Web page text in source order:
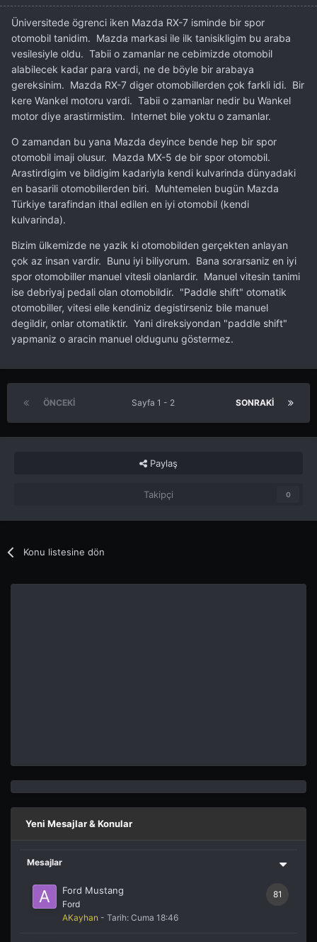
Üniversitede ögrenci iken Mazda RX-7 isminde bir spor
otomobil tanidim. Mazda markasi ile ilk tanisikligim bu araba
vesilesiyle oldu. Tabii o zamanlar ne cebimizde otomobil
alabilecek kadar para vardi, ne de böyle bir arabaya
gereksinim. Mazda RX-7 diger otomobillerden çok farkli idi. Bir
kere Wankel motoru vardi. Tabii o zamanlar nedir bu Wankel
motor diye arastirmistim. Internet bile yoktu o zamanlar.
O zamandan bu yana Mazda deyince bende hep bir spor
otomobil imaji olusur. Mazda MX-5 de bir spor otomobil.
Arastirdigim ve bildigim kadariyla kendi kulvarinda dünyadaki
en basarili otomobillerden biri. Muhtemelen bugün Mazda
Türkiye tarafindan ithal edilen en iyi otomobil (kendi
kulvarinda).
Bizim ülkemizde ne yazik ki otomobilden gerçekten anlayan
çok az insan vardir. Bunu iyi biliyorum. Bana sorarsaniz en iyi
spor otomobiller manuel vitesli olanlardir. Manuel vitesin tanimi
ise debriyaj pedali olan otomobildir. "Paddle shift" otomatik
otomobiller, vitesi elle kendiniz degistirseniz bile manuel
degildir, onlar otomatiktir. Yani direksiyondan "paddle shift"
yapmaniz o aracin manuel oldugunu göstermez.
ÖNCEKI SONRAKI
Sayfa 1 - 2
Paylaş
Takipçi 0
Konu listesine dön
Yeni Mesajlar & Konular
Mesajlar
81
Ford Mustang
Ford
AKayhan - Tarih: Cuma 18:46